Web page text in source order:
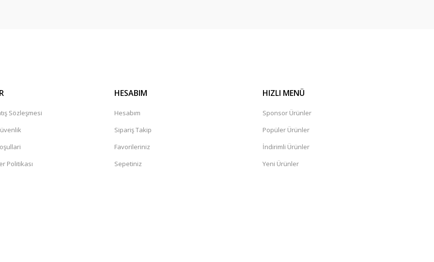
Sözleşmesi
Politikası
HESABIM
Hesabım
Sipariş Takip
Favorileriniz
Sepetiniz
HIZLI MENÜ
Sponsor Ürünler
Popüler Ürünler
İndirimli Ürünler
Yeni Ürünler